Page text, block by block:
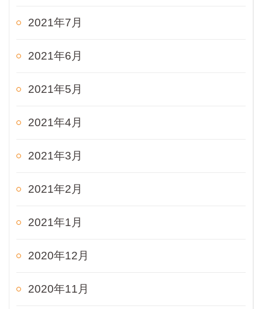
2021年7月
2021年6月
2021年5月
2021年4月
2021年3月
2021年2月
2021年1月
2020年12月
2020年11月